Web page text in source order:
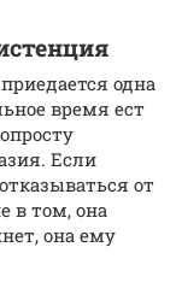
одна
время ест
Если
от
в том, она
она ему